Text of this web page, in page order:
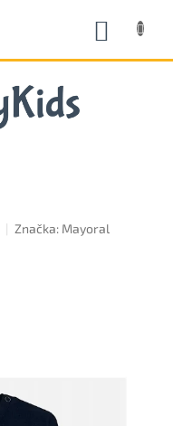
Značka: Mayoral